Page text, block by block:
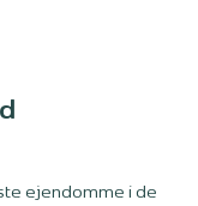
ejendomme i de